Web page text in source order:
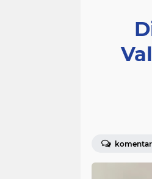
komentar